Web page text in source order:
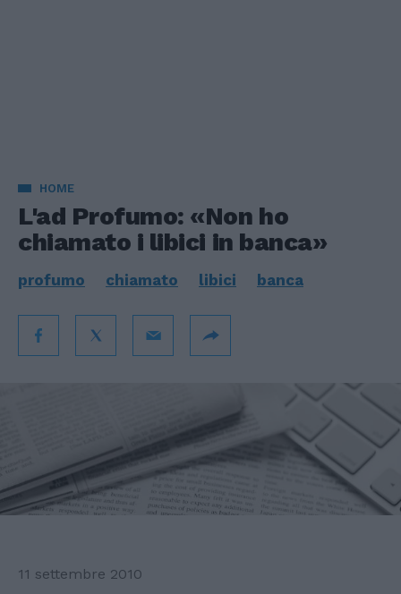
HOME
L'ad Profumo: «Non ho
chiamato i libici in banca»
profumo chiamato libici banca
11 settembre 2010